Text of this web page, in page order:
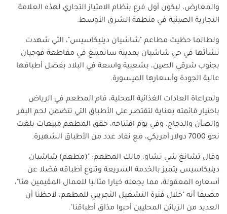
والمعارض، ليكون أول فرع بنظام الامتياز التجاري لهذه العلامة
التجارية الصينية في منطقة الشرق الأوسط.
ولطالما حظيت مطاعم "شاشيان ديليكاسيس"، التي شهدت
نشأتها في حي شاشيان بمدينة سانمينغ في مقاطعة فوجيان
بجنوب شرقي الصين، بشعبية واسعة في البلاد بفضل أطباقها
عالية الجودة وأسعارها الميسورة.
ولمراعاة العادات الغذائية المحلية، قام المطعم في الرياض
باختيار قائمته بعناية لتقتصر على الأطباق التي تتضمن لحم البقر
والضأن والدجاج. وفي يوم افتتاحه، حقق المطعم مبيعات بلغت
نحو 7000 دولار أمريكي، مع نفاد عدد من الأطباق الشهيرة.
وقال تشانغ شي تشاو، مالك المطعم: "(مطعم) شاشيان
ديليكاسيس يتميز بالخدمة السريعة وتنوع أطباقه فضلا عن
أسعاره المعقولة، مما يجعله خيارا مثاليا للعمال المقيمين هنا"،
مضيفا أنه "خلال فترة التشغيل التجريبي للمطعم، لاحظنا أن
العديد من الزبائن المحليين أحبوا مذاق أطباقنا".